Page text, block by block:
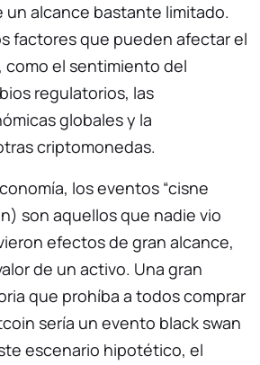
un alcance bastante limitado.
factores que pueden afectar el
como el sentimiento del
regulatorios, las
globales y la
criptomonedas.
los eventos “cisne
son aquellos que nadie vio
efectos de gran alcance,
de un activo. Una gran
que prohíba a todos comprar
sería un evento black swan
escenario hipotético, el